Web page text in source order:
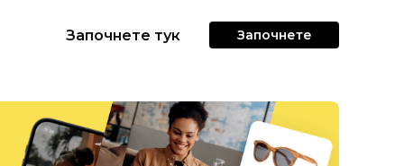
Започнете тук Започнете